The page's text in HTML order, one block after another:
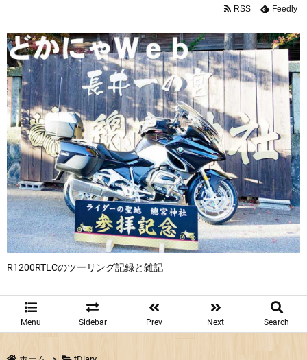
R1200RTLCのツーリング記録と雑記
Menu Sidebar Prev Next Search
RSS Feedly